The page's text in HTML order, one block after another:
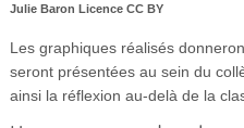
Julie Baron Licence CC BY
Les graphiques réalisés
seront présentées au sein du
ainsi la réflexion au-delà de la